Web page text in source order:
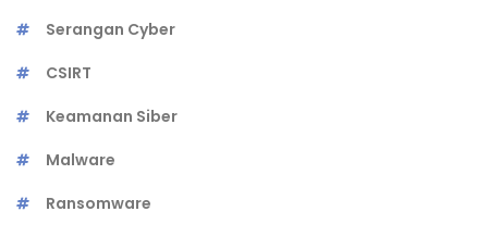
Serangan Cyber
CSIRT
Keamanan Siber
Malware
Ransomware